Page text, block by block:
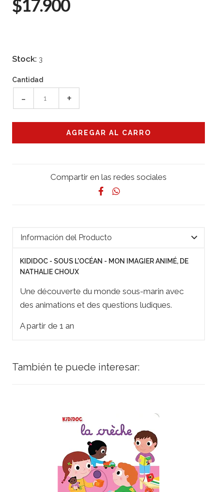
$17.900
Stock: 3
Cantidad
- +
Compartir en las redes sociales
Información del Producto
KIDIDOC - SOUS L'OCÉAN - MON IMAGIER ANIMÉ, DE
NATHALIE CHOUX
Une découverte du monde sous-marin avec
des animations et des questions ludiques.
A partir de 1 an
También te puede interesar: